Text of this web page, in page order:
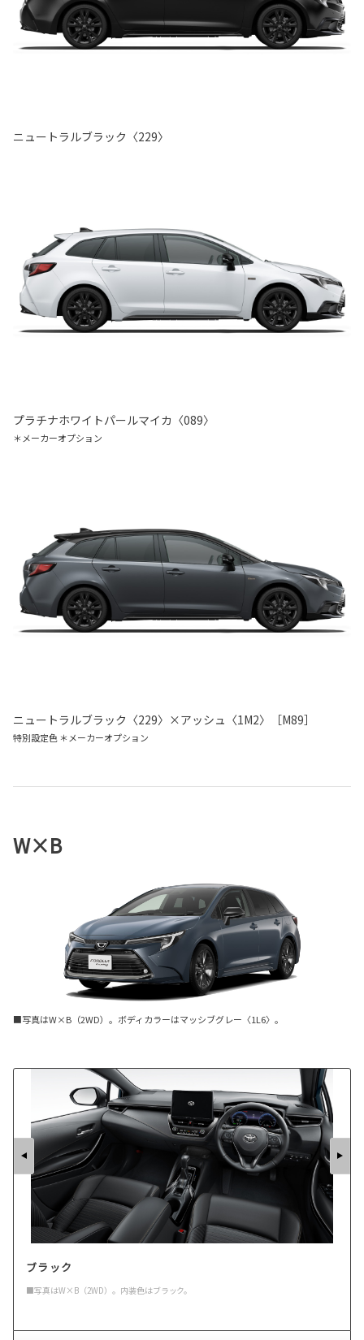
ニュートラルブラック〈229〉
プラチナホワイトパールマイカ〈089〉
＊メーカーオプション
ニュートラルブラック〈229〉×アッシュ〈1M2〉［M89］
特別設定色 ＊メーカーオプション
W×B
■写真はW×B（2WD）。ボディカラーはマッシブグレー〈1L6〉。
ブラック
■写真はW×B（2WD）。内装色はブラック。